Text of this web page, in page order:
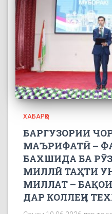
ХАБАРҲО
БАРГУЗОРИИ
МАЪРИФАТӢ –
БАХШИДА БА
МИЛЛӢ ТАҲТИ
МИЛЛАТ –
ДАР КОЛЛЕҶИ